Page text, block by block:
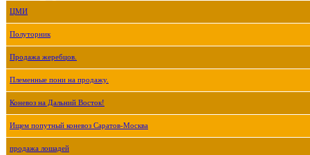
ЦМИ
Полуторник
Продажа жеребцов.
Племенные пони на продажу.
Коневоз на Дальний Восток!
Ищем попутный коневоз Саратов-Москва
продажа лошадей